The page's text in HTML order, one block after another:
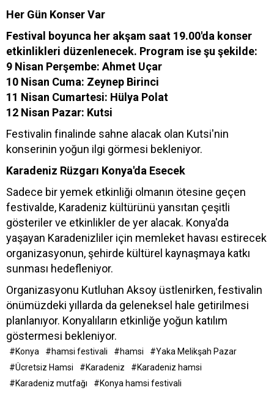
Her Gün Konser Var
Festival boyunca her akşam saat 19.00'da konser
etkinlikleri düzenlenecek. Program ise şu şekilde:
9 Nisan Perşembe: Ahmet Uçar
10 Nisan Cuma: Zeynep Birinci
11 Nisan Cumartesi: Hülya Polat
12 Nisan Pazar: Kutsi
Festivalin finalinde sahne alacak olan Kutsi'nin
konserinin yoğun ilgi görmesi bekleniyor.
Karadeniz Rüzgarı Konya'da Esecek
Sadece bir yemek etkinliği olmanın ötesine geçen
festivalde, Karadeniz kültürünü yansıtan çeşitli
gösteriler ve etkinlikler de yer alacak. Konya'da
yaşayan Karadenizliler için memleket havası estirecek
organizasyonun, şehirde kültürel kaynaşmaya katkı
sunması hedefleniyor.
Organizasyonu Kutluhan Aksoy üstlenirken, festivalin
önümüzdeki yıllarda da geleneksel hale getirilmesi
planlanıyor. Konyalıların etkinliğe yoğun katılım
göstermesi bekleniyor.
#Konya #hamsi festivali #hamsi
#Yaka Melikşah Pazar
#Ücretsiz Hamsi
#Karadeniz
#Karadeniz hamsi
#Karadeniz mutfağı
#Konya hamsi festivali